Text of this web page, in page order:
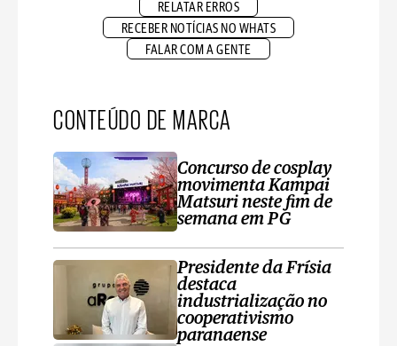
RELATAR ERROS
RECEBER NOTÍCIAS NO WHATS
FALAR COM A GENTE
CONTEÚDO DE MARCA
Concurso de cosplay
movimenta Kampai
Matsuri neste fim de
semana em PG
Presidente da Frísia
destaca
industrialização no
cooperativismo
paranaense